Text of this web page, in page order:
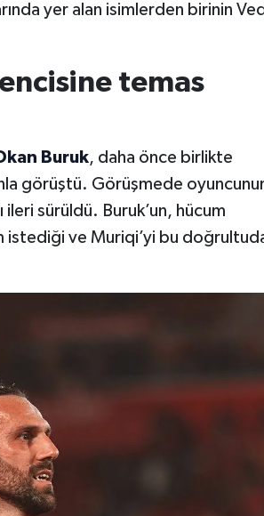
yer alan isimlerden birinin
temas
Buruk, daha önce birlikte
görüştü. Görüşmede
ileri sürüldü. Buruk’un, hücum
istediği ve Muriqi’yi bu